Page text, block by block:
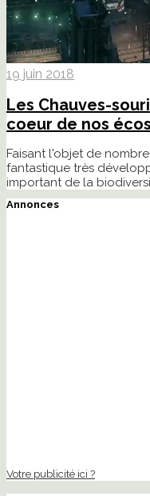
19 juin 2018
Les Chauves-
coeur de nos
Faisant l'objet de
fantastique très
important de la
Annonces
Votre publicité ici ?